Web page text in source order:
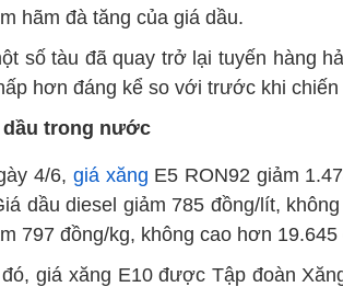
hãm đà tăng của giá dầu.
số tàu đã quay trở lại tuyến hàng
hơn đáng kể so với trước khi
dầu trong nước
4/6, giá xăng E5 RON92 giảm
dầu diesel giảm 785 đồng/lít,
797 đồng/kg, không cao hơn 19.645
giá xăng E10 được Tập đoàn